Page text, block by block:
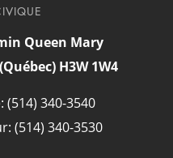
Queen Mary
H3W 1W4
(514) 340-3540
(514) 340-3530